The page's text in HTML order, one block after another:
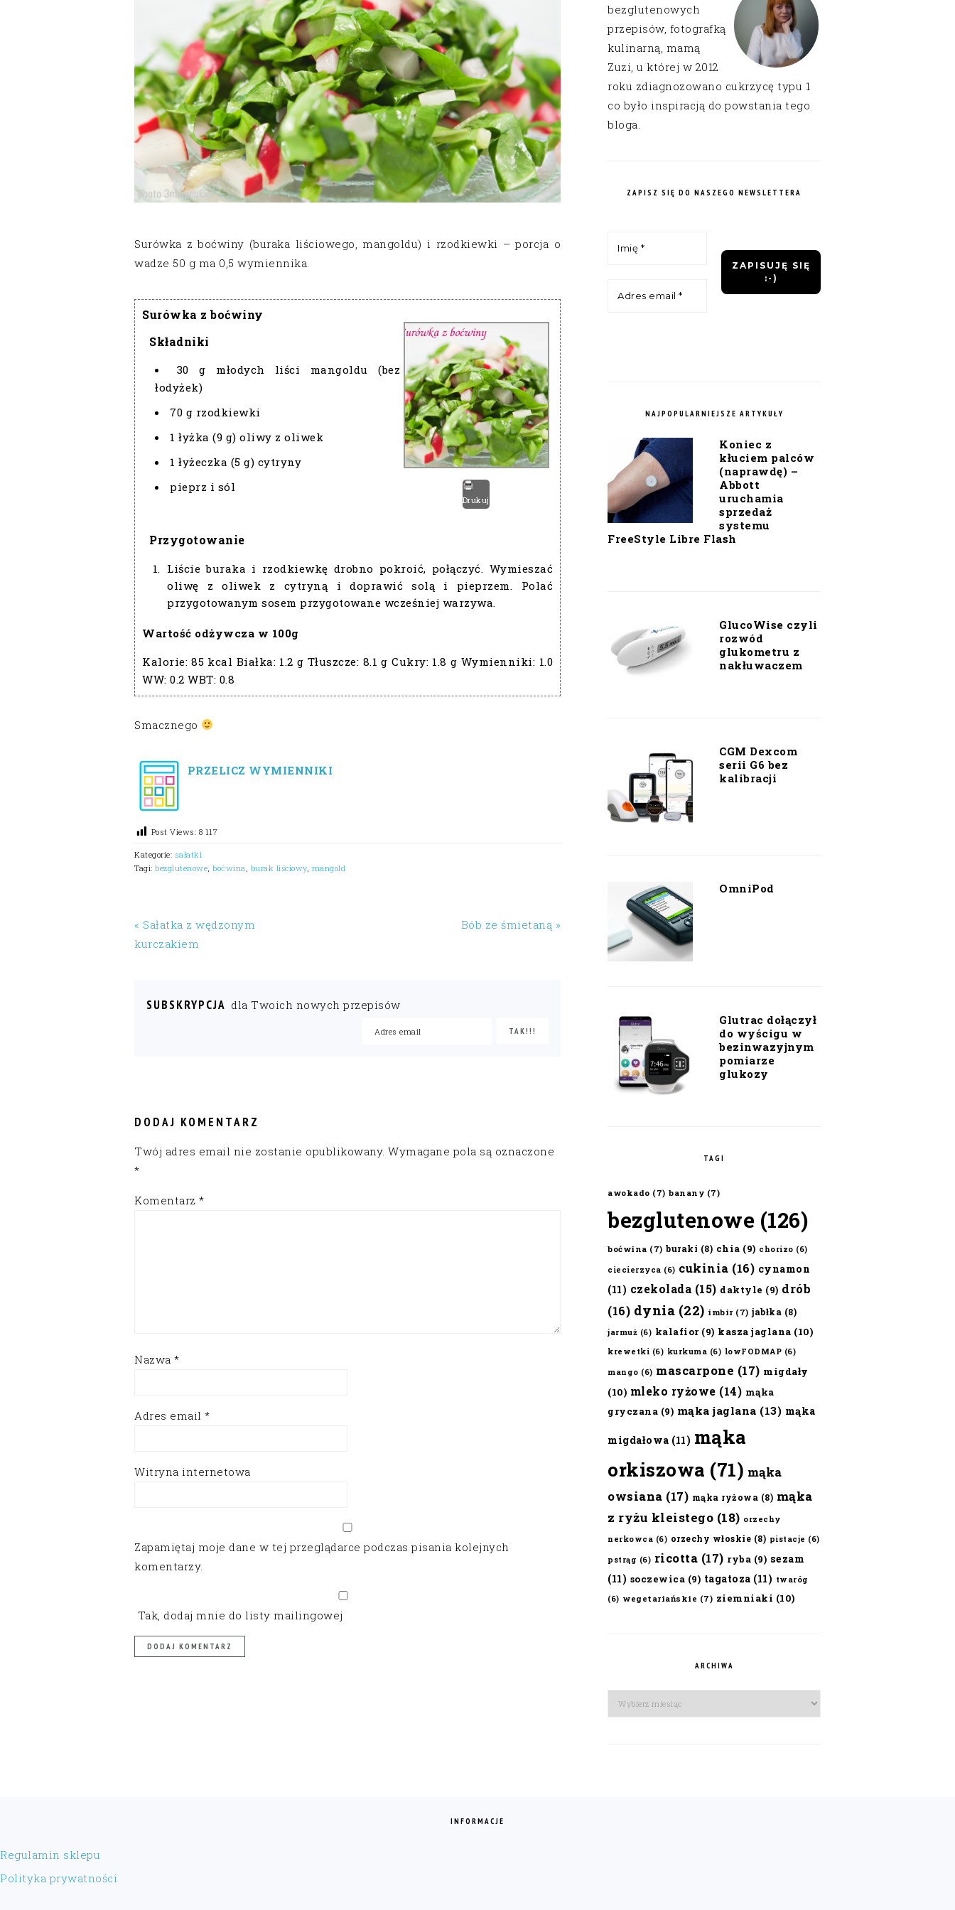
Surówka z boćwiny (buraka liściowego, mangoldu) i rzodkiewki – porcja o
wadze 50 g ma 0,5 wymiennika.
Surówka z boćwiny
Drukuj
Składniki
30 g młodych liści mangoldu (bez
łodyżek)
70 g rzodkiewki
1 łyżka (9 g) oliwy z oliwek
1 łyżeczka (5 g) cytryny
pieprz i sól
Przygotowanie
Liście buraka i rzodkiewkę drobno pokroić, połączyć. Wymieszać
oliwę z oliwek z cytryną i doprawić solą i pieprzem. Polać
przygotowanym sosem przygotowane wcześniej warzywa.
Wartość odżywcza w 100g
Kalorie:85 kcal Białka: 1.2 g Tłuszcze: 8.1 g Cukry: 1.8 g Wymienniki: 1.0
WW: 0.2 WBT: 0.8
Smacznego
PRZELICZ WYMIENNIKI
Post Views: 8 117
Kategorie: sałatki
Tagi: bezglutenowe boćwina burak liściowy, mangold
« Sałatka z wędzonym
kurczakiem
Bób ze śmietaną »
SUBSKRYPCJA dla Twoich nowych przepisów
DODAJ KOMENTARZ
Twój adres email nie zostanie opublikowany. Wymagane pola są oznaczone
*
Komentarz *
Nazwa *
Adres email *
Witryna internetowa
Zapamiętaj moje dane w tej przeglądarce podczas pisania kolejnych
komentarzy.
Tak, dodaj mnie do listy mailingowej
bezglutenowych
przepisów, fotografką
kulinarną, mamą
Zuzi, u której w 2012
roku zdiagnozowano cukrzycę typu 1
co było inspiracją do powstania tego
bloga.
ZAPISZ SIĘ DO NASZEGO NEWSLETTERA
NAJPOPULARNIEJSZE ARTYKUŁY
Koniec z
kłuciem palców
(naprawdę) –
Abbott
uruchamia
sprzedaż
systemu
FreeStyle Libre Flash
GlucoWise czyli
rozwód
glukometru z
nakłuwaczem
CGM Dexcom
serii G6 bez
kalibracji
OmniPod
Glutrac dołączył
do wyścigu w
bezinwazyjnym
pomiarze
glukozy
TAGI
awokado (7) banany (7)
bezglutenowe (126)
boćwina (7) buraki (8) chia (9) chorizo (6)
ciecierzyca (6) cukinia (16) cynamon
(11) czekolada (15) daktyle (9) drób
(16) dynia (22) imbir (7) jabłka (8)
jarmuż (6) kalafior(9) kasza jaglana (10)
krewetki (6) kurkuma (6) lowFODMAP (6)
mango (6) mascarpone (17) migdały
(10) mleko ryżowe (14) mąka
gryczana (9) mąka jaglana (13) mąka
migdałowa (11) mąka
orkiszowa (71) mąka
owsiana (17) mąka ryżowa (8) mąka
z ryżu kleistego (18) orzechy
nerkowca (6) orzechy włoskie (8) pistacje (6)
pstrąg (6) ricotta (17) ryba (9) sezam
(11) soczewica (9) tagatoza (11) twaróg
(6) wegetariańskie (7) ziemniaki (10)
ARCHIWA
Archiwa
INFORMACJE
Regulamin sklepu
Polityka prywatności